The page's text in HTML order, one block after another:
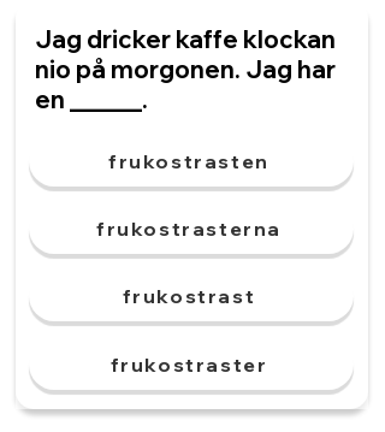
Jag dricker kaffe klockan
nio på morgonen. Jag har
en ______.
frukostrasten
frukostrasterna
frukostrast
frukostraster